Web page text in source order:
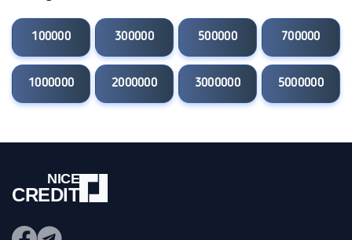
100000 300000 500000 700000
1000000 2000000 3000000 5000000
NICE
CREDIT